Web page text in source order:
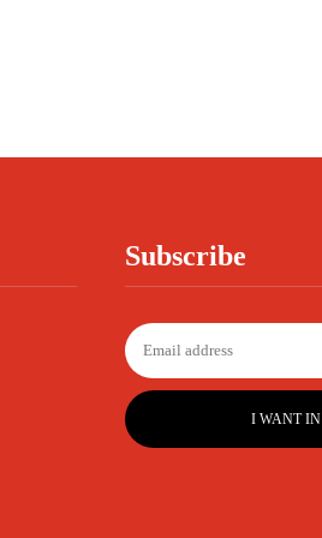
Subscribe
I WANT IN